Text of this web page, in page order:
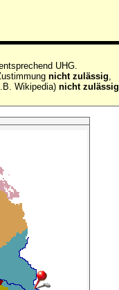
UHG.
nicht zulässig
Wikipedia)nicht zulässig